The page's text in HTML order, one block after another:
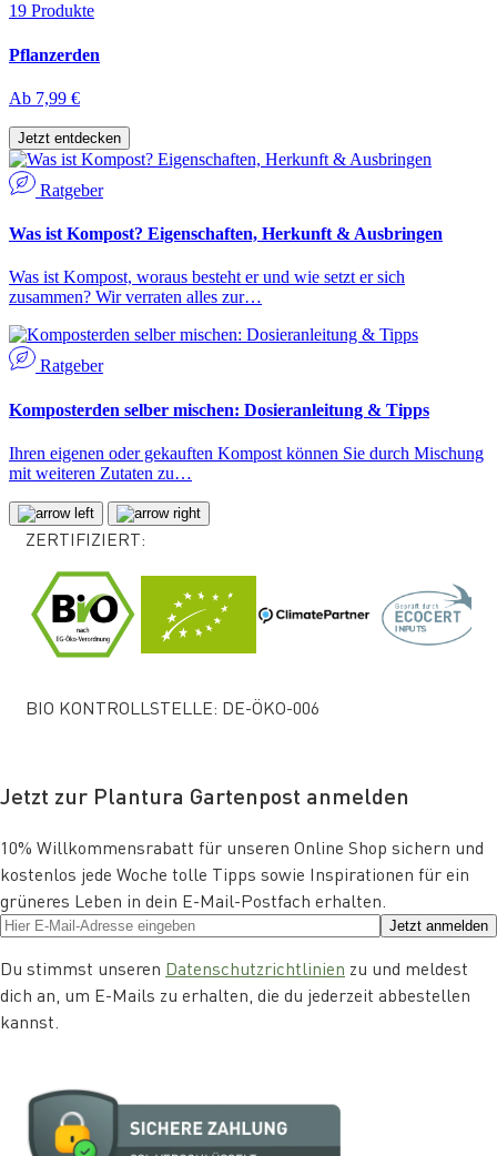
19 Produkte
Pflanzerden
Ab 7,99 €
Jetzt entdecken
Ratgeber
Was ist Kompost? Eigenschaften, Herkunft & Ausbringen
Was ist Kompost, woraus besteht er und wie setzt er sich
zusammen? Wir verraten alles zur…
Ratgeber
Komposterden selber mischen: Dosieranleitung & Tipps
Ihren eigenen oder gekauften Kompost können Sie durch Mischung
mit weiteren Zutaten zu…
ZERTIFIZIERT:
BIO KONTROLLSTELLE: DE-ÖKO-006
Jetzt zur Plantura Gartenpost anmelden
10% Willkommensrabatt für unseren Online Shop sichern und
kostenlos jede Woche tolle Tipps sowie Inspirationen für ein
grüneres Leben in dein E-Mail-Postfach erhalten.
Jetzt anmelden
Du stimmst unseren Datenschutzrichtlinien zu und meldest
dich an, um E-Mails zu erhalten, die du jederzeit abbestellen
kannst.